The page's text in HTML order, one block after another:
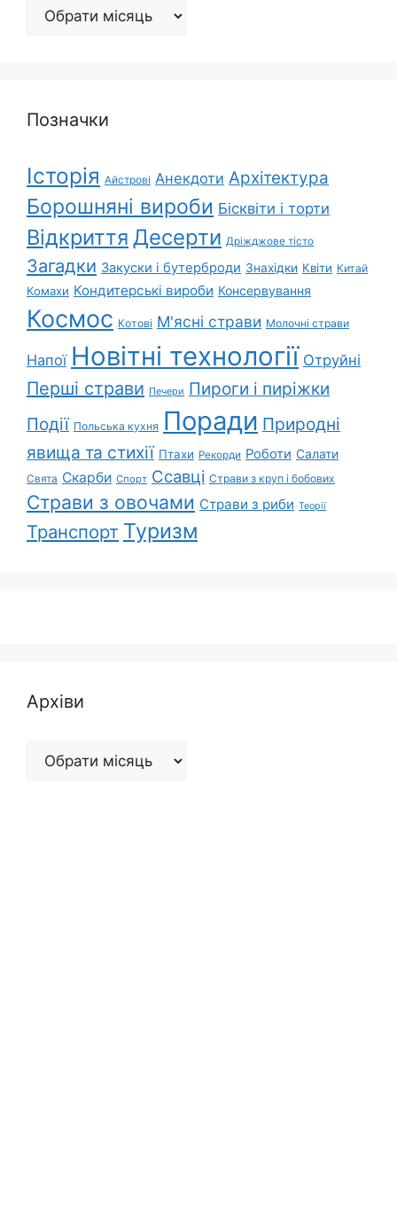
Архіви
Позначки
Історія Айстрові Анекдоти Архітектура
Борошняні вироби Бісквіти і торти
Відкриття Десерти Дріжджове тісто
Загадки Закуски і бутерброди Знахідки Квіти Китай
Комахи Кондитерські вироби Консервування
Космос Котові М'ясні страви Молочні страви
Напої Новітні технології Отруйні
Перші страви Печери Пироги і пиріжки
Події Польська кухня Поради Природні
явища та стихії Птахи Рекорди Роботи Салати
Свята Скарби Спорт Ссавці Страви з круп і бобових
Страви з овочами Страви з риби Теорії
Транспорт Туризм
Архіви
Архіви